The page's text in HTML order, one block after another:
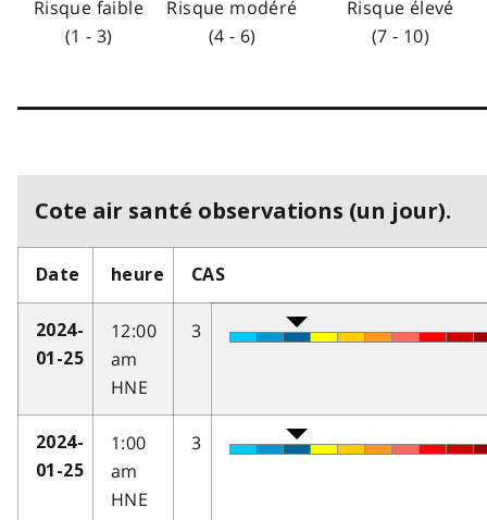
Risque faible
(1 - 3)
Risque modéré
(4 - 6)
Risque élevé
(7 - 10)
Cote air santé observations (un jour).
Date heure CAS
2024-
01-25
12:00
am
HNE
3
2024-
01-25
1:00
am
HNE
3